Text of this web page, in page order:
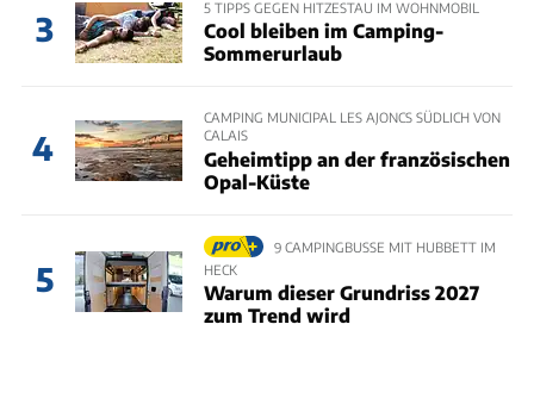
3
5 TIPPS GEGEN HITZESTAU IM WOHNMOBIL
Cool bleiben im Camping-
Sommerurlaub
4
CAMPING MUNICIPAL LES AJONCS SÜDLICH VON
CALAIS
Geheimtipp an der französischen
Opal-Küste
5
9 CAMPINGBUSSE MIT HUBBETT IM
HECK
Warum dieser Grundriss 2027
zum Trend wird